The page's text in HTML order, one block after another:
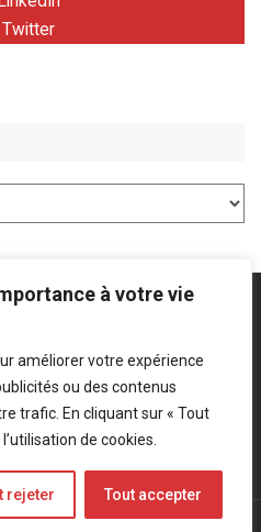
à votre vie
améliorer votre expérience
ou des contenus
trafic. En cliquant sur « Tout
de cookies.
rejeter Tout accepter
Twitter
Blog - 2022